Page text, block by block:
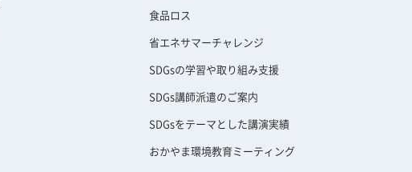
食品ロス
省エネサマーチャレンジ
SDGsの学習や取り組み支援
SDGs講師派遣のご案内
SDGsをテーマとした講演実績
おかやま環境教育ミーティング